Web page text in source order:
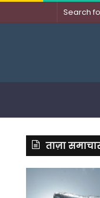
ताज़ा